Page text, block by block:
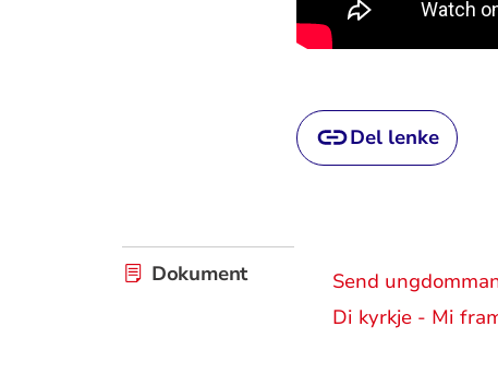
Del lenke
Dokument
Send
Di kyrkje - Mi